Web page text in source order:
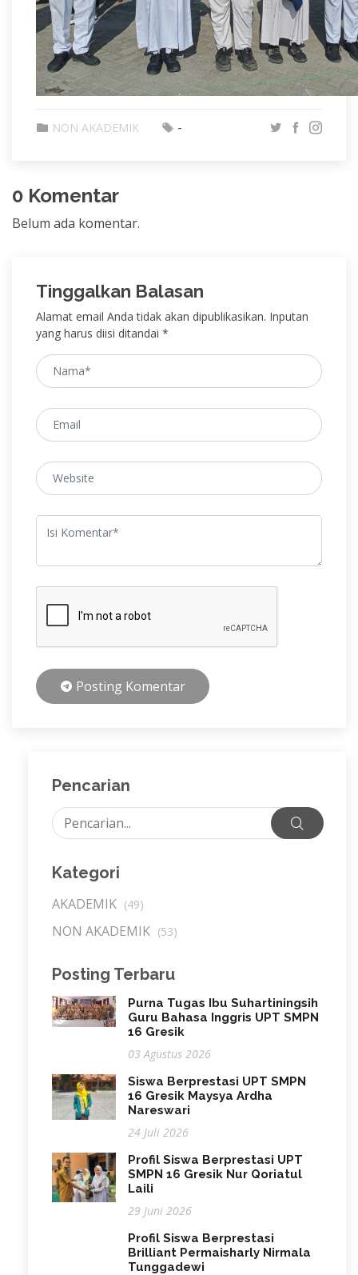
NON AKADEMIK -
0 Komentar
Belum ada komentar.
Tinggalkan Balasan
Alamat email Anda tidak akan dipublikasikan. Inputan
yang harus diisi ditandai *
Posting Komentar
Pencarian
Kategori
AKADEMIK (49)
NON AKADEMIK (53)
Posting Terbaru
Purna Tugas Ibu Suhartiningsih
Guru Bahasa Inggris UPT SMPN
16 Gresik
03 Agustus 2026
Siswa Berprestasi UPT SMPN
16 Gresik Maysya Ardha
Nareswari
24 Juli 2026
Profil Siswa Berprestasi UPT
SMPN 16 Gresik Nur Qoriatul
Laili
29 Juni 2026
Profil Siswa Berprestasi
Brilliant Permaisharly Nirmala
Tunggadewi